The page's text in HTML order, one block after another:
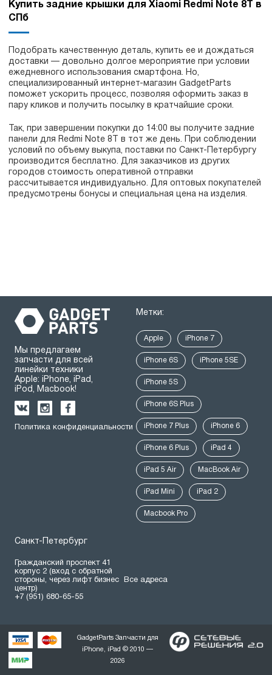
Купить задние крышки для Xiaomi Redmi Note 8T в
СПб
Подобрать качественную деталь, купить ее и дождаться
доставки — довольно долгое мероприятие при условии
ежедневного использования смартфона. Но,
специализированный интернет-магазин GadgetParts
поможет ускорить процесс, позволяя оформить заказ в
пару кликов и получить посылку в кратчайшие сроки.
Так, при завершении покупки до 14:00 вы получите задние
панели для Redmi Note 8T в тот же день. При соблюдении
условий по объему выкупа, поставки по Санкт-Петербургу
производится бесплатно. Для заказчиков из других
городов стоимость оперативной отправки
рассчитывается индивидуально. Для оптовых покупателей
предусмотрены бонусы и специальная цена на изделия.
Мы предлагаем
запчасти для всей
линейки техники
Apple: iPhone, iPad,
iPod, Macbook!
Политика конфиденциальности
Метки:
Apple iPhone 7
iPhone 6S iPhone 5SE
iPhone 5S
iPhone 6S Plus
iPhone 7 Plus iPhone 6
iPhone 6 Plus iPad 4
iPad 5 Air MacBook Air
iPad Mini iPad 2
Macbook Pro
Санкт-Петербург
Гражданский проспект 41
корпус 2 (вход с обратной
стороны, через лифт бизнес
центр)
+7 (951) 680-65-55
Все адреса
GadgetParts Запчасти для
iPhone, iPad © 2010 —
2026